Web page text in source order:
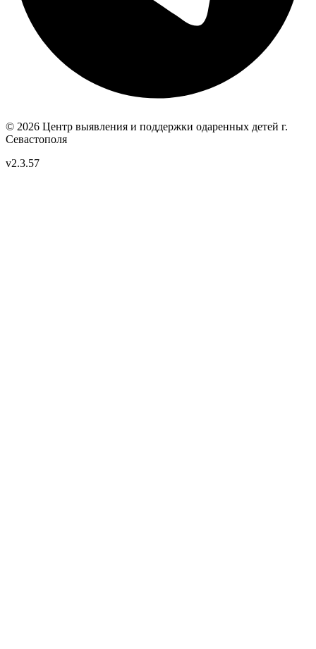
© 2026 Центр выявления и поддержки одаренных детей г.
Севастополя
v2.3.57